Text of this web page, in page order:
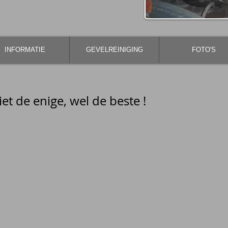
INFORMATIE GEVELREINIGING FOTO'S
de enige, wel de beste !